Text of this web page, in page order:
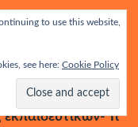
και ΕΕΠ-
Τι
to use this website,
see here: Cookie Policy